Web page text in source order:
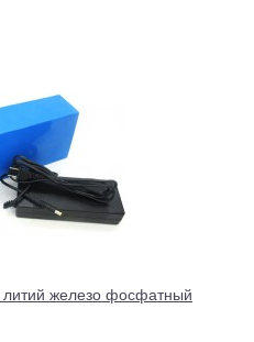
литий железо фосфатный